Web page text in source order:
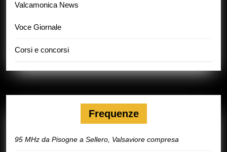
Valcamonica News
Voce Giornale
Corsi e concorsi
Frequenze
95 MHz da Pisogne a Sellero, Valsaviore compresa